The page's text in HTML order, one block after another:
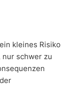
kleines Risiko
nur schwer zu